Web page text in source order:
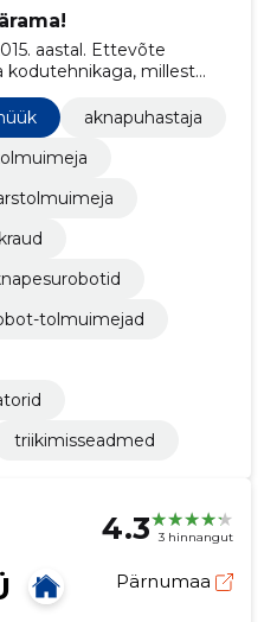
aastal. Ettevõte
kodutehnikaga, millest
aknapuhastaja
tolmuimejad
triikimisseadmed
4.3 3 hinnangut
Pärnumaa